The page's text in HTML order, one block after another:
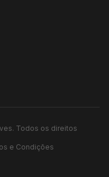
Todos os direitos
e Condições